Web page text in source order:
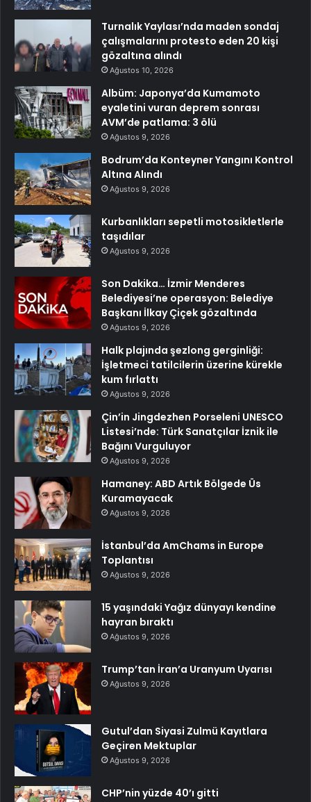
Turnalık Yaylası’nda maden sondaj
çalışmalarını protesto eden 20 kişi
gözaltına alındı
Ağustos 10, 2026
Albüm: Japonya’da Kumamoto
eyaletini vuran deprem sonrası
AVM’de patlama: 3 ölü
Ağustos 9, 2026
Bodrum’da Konteyner Yangını Kontrol
Altına Alındı
Ağustos 9, 2026
Kurbanlıkları sepetli motosikletlerle
taşıdılar
Ağustos 9, 2026
Son Dakika… İzmir Menderes
Belediyesi’ne operasyon: Belediye
Başkanı İlkay Çiçek gözaltında
Ağustos 9, 2026
Halk plajında şezlong gerginliği:
İşletmeci tatilcilerin üzerine kürekle
kum fırlattı
Ağustos 9, 2026
Çin’in Jingdezhen Porseleni UNESCO
Listesi’nde: Türk Sanatçılar İznik ile
Bağını Vurguluyor
Ağustos 9, 2026
Hamaney: ABD Artık Bölgede Üs
Kuramayacak
Ağustos 9, 2026
İstanbul’da AmChams in Europe
Toplantısı
Ağustos 9, 2026
15 yaşındaki Yağız dünyayı kendine
hayran bıraktı
Ağustos 9, 2026
Trump’tan İran’a Uranyum Uyarısı
Ağustos 9, 2026
Gutul’dan Siyasi Zulmü Kayıtlara
Geçiren Mektuplar
Ağustos 9, 2026
CHP’nin yüzde 40’ı gitti